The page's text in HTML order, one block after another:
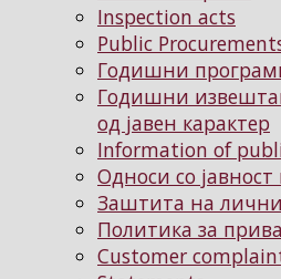
Inspection acts
Public
Годишни
Годишни
од јавен карактер
Information of
Односи со
Заштита на
Политика за
Customer